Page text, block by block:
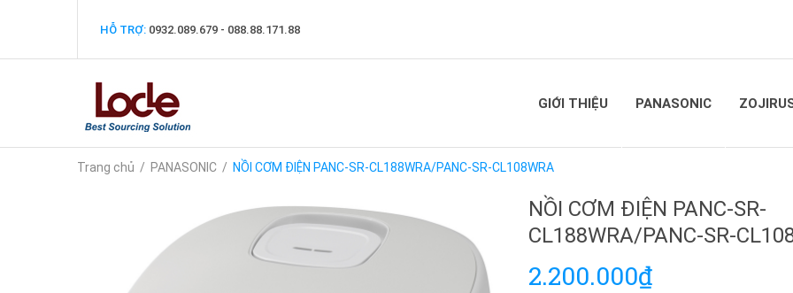
HỖ TRỢ: 0932.089.679 - 088.88.171.88
GIỚI THIỆU PANASONIC
Trang chủ / PANASONIC / NỒI CƠM ĐIỆN PANC-SR-CL188WRA/PANC-SR-CL108WRA
NỒI CƠM ĐIỆN PANC-SR-
CL188WRA/PANC-SR-
2.200.000₫